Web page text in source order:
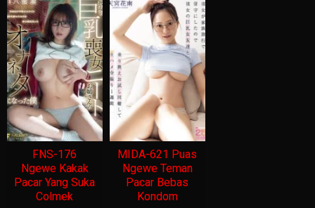
FNS-176
Ngewe Kakak
Pacar Yang Suka
Colmek
MIDA-621 Puas
Ngewe Teman
Pacar Bebas
Kondom